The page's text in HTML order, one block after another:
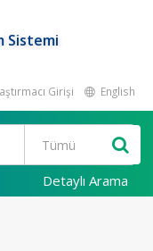
Sistemi
Girişi English
Detaylı Arama